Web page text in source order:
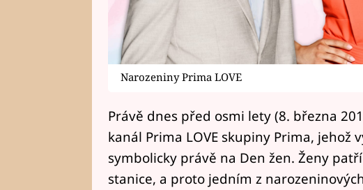
Narozeniny Prima LOVE
Právě dnes před osmi lety (8. března
kanál Prima LOVE skupiny Prima, jehož
symbolicky právě na Den žen. Ženy
stanice, a proto jedním z